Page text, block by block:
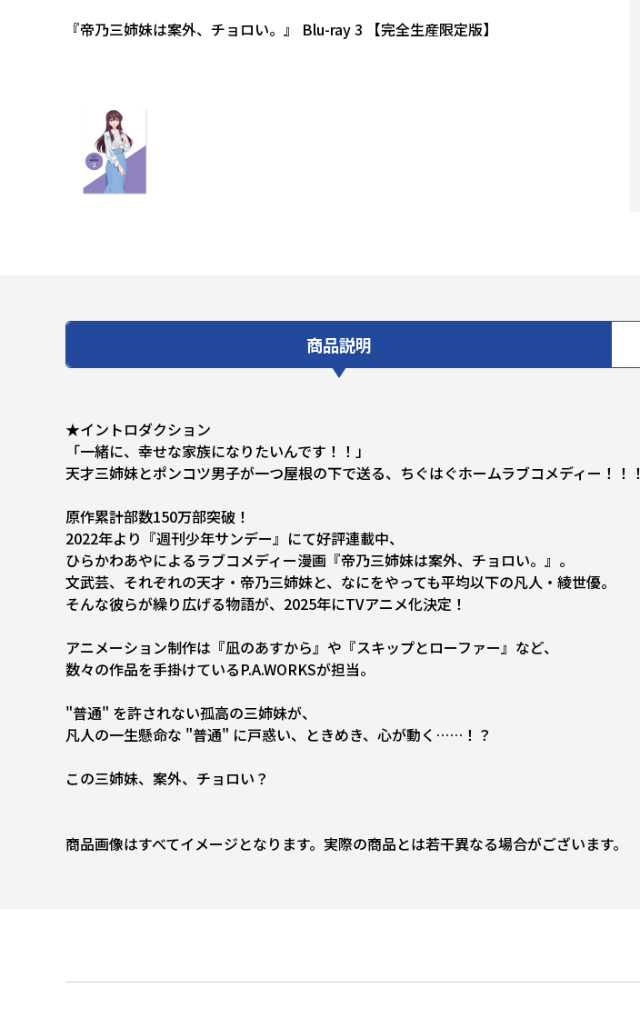
『帝乃三姉妹は案外、チョロい。』 Blu-ray 3 【完全生産限定版】
商品説明
★イントロダクション
「一緒に、幸せな家族になりたいんです！！」
天才三姉妹とポンコツ男子が一つ屋根の下で送る、ちぐはぐホームラブコメディー！！！
原作累計部数150万部突破！
2022年より『週刊少年サンデー』にて好評連載中、
ひらかわあやによるラブコメディー漫画『帝乃三姉妹は案外、チョロい。』。
文武芸、それぞれの天才・帝乃三姉妹と、なにをやっても平均以下の凡人・綾世優。
そんな彼らが繰り広げる物語が、2025年にTVアニメ化決定！
アニメーション制作は『凪のあすから』や『スキップとローファー』など、
数々の作品を手掛けているP.A.WORKSが担当。
"普通" を許されない孤高の三姉妹が、
凡人の一生懸命な "普通" に戸惑い、ときめき、心が動く……！？
この三姉妹、案外、チョロい――？
商品画像はすべてイメージとなります。実際の商品とは若干異なる場合がございます。